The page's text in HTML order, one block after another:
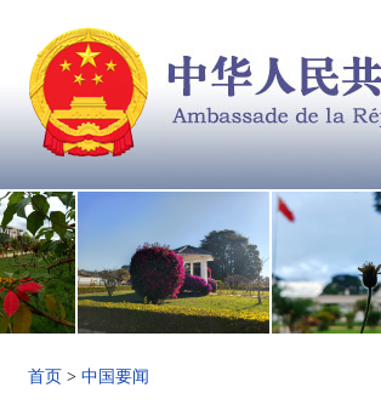
首页 > 中国要闻